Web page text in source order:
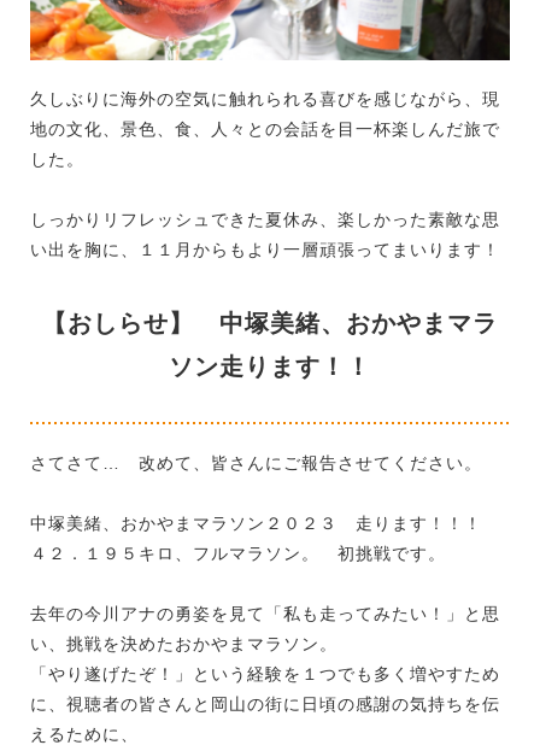
久しぶりに海外の空気に触れられる喜びを感じながら、現
地の文化、景色、食、人々との会話を目一杯楽しんだ旅で
した。
しっかりリフレッシュできた夏休み、楽しかった素敵な思
い出を胸に、１１月からもより一層頑張ってまいります！
【おしらせ】 中塚美緒、おかやまマラ
ソン走ります！！
さてさて… 改めて、皆さんにご報告させてください。
中塚美緒、おかやまマラソン２０２３ 走ります！！！
４２．１９５キロ、フルマラソン。 初挑戦です。
去年の今川アナの勇姿を見て「私も走ってみたい！」と思
い、挑戦を決めたおかやまマラソン。
「やり遂げたぞ！」という経験を１つでも多く増やすため
に、視聴者の皆さんと岡山の街に日頃の感謝の気持ちを伝
えるために、